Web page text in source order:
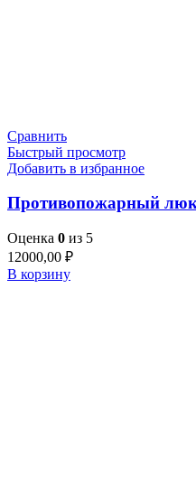
Сравнить
Быстрый просмотр
Добавить в избранное
Противопожарный люк
Оценка 0 из 5
12000,00 ₽
В корзину